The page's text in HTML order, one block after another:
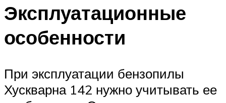
Эксплуатационные
особенности
При эксплуатации бензопилы
Хускварна 142 нужно учитывать ее